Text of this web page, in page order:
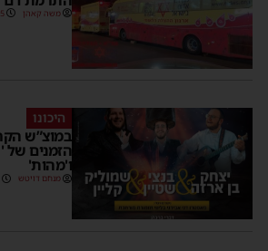
משה קאהן
היכונו
במוצ”ש
הזמנים של
ו'מהות'
מנחם דויטש